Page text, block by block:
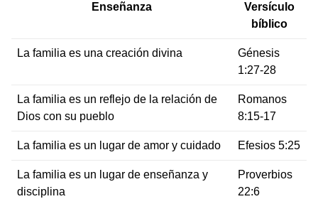
Enseñanza
Versículo
bíblico
La familia es una creación divina
Génesis
1:27-28
La familia es un reflejo de la relación de
Dios con su pueblo
Romanos
8:15-17
La familia es un lugar de amor y cuidado Efesios 5:25
La familia es un lugar de enseñanza y
disciplina
Proverbios
22:6